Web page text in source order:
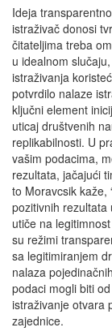
Ideja
istraživač donosi
čitateljima treba
u idealnom
istraživanja
potvrdilo nalaze
ključni element
uticaj društvenih
replikabilnosti. U
vašim podacima,
rezultata, jačajući
to Moravcsik kaže,
pozitivnih rezultata
utiče na
su režimi
sa legitimiranjem
nalaza
podaci mogli biti
istraživanje otvara
zajednice.